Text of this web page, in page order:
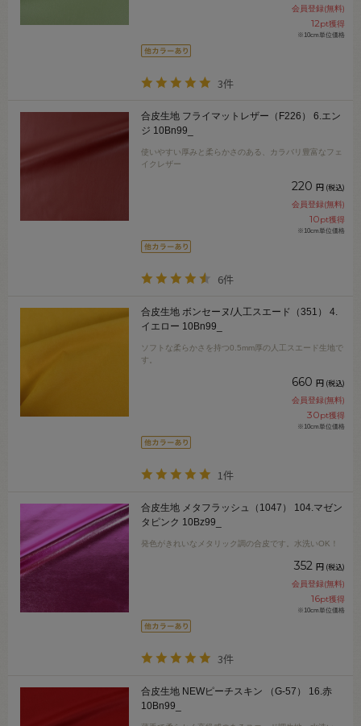
会員登録(無料)
12pt獲得
※10cm単位価格
3件
合皮生地 フライマットレザー（F226） 6.エン
ジ 10Bn99_
使いやすい厚みと柔らかさのある、カラバリ豊富なフェ
イクレザー
220 円 (税込)
会員登録(無料)
10pt獲得
※10cm単位価格
6件
合皮生地 ボンセーヌ/人工スエード（351） 4.
イエロー 10Bn99_
ソフトな柔らかさを持つ0.5mm厚の人工スエード生地で
す。
660 円 (税込)
会員登録(無料)
30pt獲得
※10cm単位価格
1件
合皮生地 メタフラッシュ（1047） 104.マゼン
タピンク 10Bz99_
発色がきれいなメタリック調の合皮です。水洗いOK！
352 円 (税込)
会員登録(無料)
16pt獲得
※10cm単位価格
3件
合皮生地 NEWピーチスキン （G-57） 16.赤
10Bn99_